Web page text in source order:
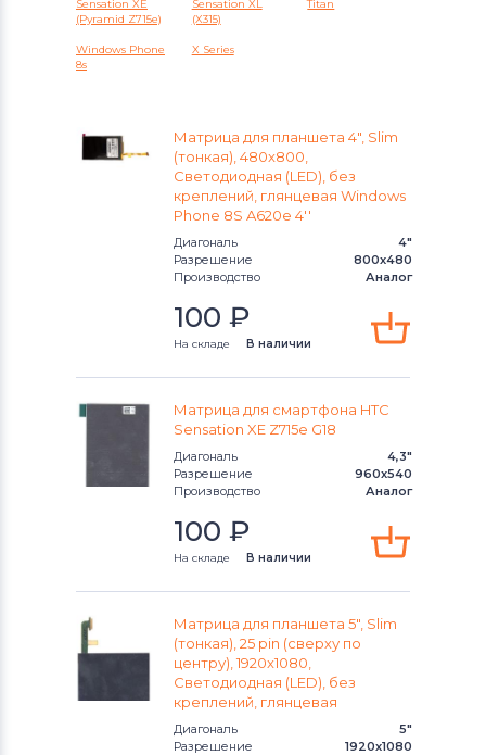
Meizu
Модули и экраны для смартфонов
Microsoft
Модули и экраны для смартфонов
Модули и экраны для смартфонов
Модули и экраны для смартфонов
OnePlus
Модули и экраны для смартфонов
Модули и экраны для смартфонов
Модули и экраны для смартфонов
TCL
Модули и экраны для смартфонов
Highscreen
Модули и экраны для смартфонов
Sensation XE
(Pyramid Z715e)
Sensation XL
(X315)
Titan
Windows Phone
8s
X Series
Матрица для планшета 4", Slim
(тонкая), 480x800,
Светодиодная (LED), без
креплений, глянцевая Windows
Phone 8S A620e 4''
Диагональ
4"
Разрешение
800x480
Производство
Аналог
100 ₽
На складе В наличии
Матрица для смартфона HTC
Sensation XE Z715e G18
Диагональ
4,3"
Разрешение
960x540
Производство
Аналог
100 ₽
На складе В наличии
Матрица для планшета 5", Slim
(тонкая), 25 pin (сверху по
центру), 1920x1080,
Светодиодная (LED), без
креплений, глянцевая
Диагональ
5"
Разрешение
1920x1080